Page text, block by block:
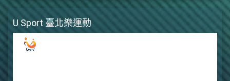
略 更提升，傴更「健身房」的金額略
更下降，茲將各項目的消費支出 金額
整理如下：圖 2-11 日本家庭收支調查
U Sport 臺北樂運動